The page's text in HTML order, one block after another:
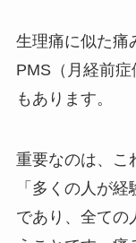
生理痛に似た痛
PMS（月経前
もあります。
重要なのは、こ
「多くの人が
であり、全ての